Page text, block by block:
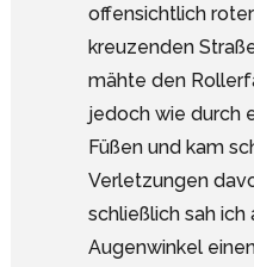
offensichtlich
kreuzenden
mähte den
jedoch wie durch
Füßen und kam
Verletzungen
schließlich sah ich
Augenwinkel